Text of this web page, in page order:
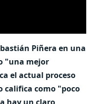
Piñera en una
"una mejor
el actual proceso
califica como "poco